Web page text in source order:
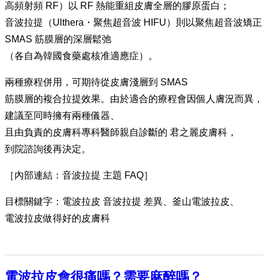
高頻射頻 RF）以 RF 熱能重組皮膚全層的膠原蛋白；
音波拉提（Ulthera・聚焦超音波 HIFU）則以聚焦超音波矯正
SMAS 筋膜層的深層鬆弛
（各自為韓國食藥處核准適應症）。
兩種療程併用，可期待從皮膚淺層到 SMAS
筋膜層的複合拉提效果。由於適合的療程會因個人膚況而異，
建議至同時擁有兩種儀器、
且由負責的皮膚科專科醫師親自診斷的 君之麗皮膚科，
到院諮詢後再決定。
［內部連結：音波拉提 主題 FAQ］
目標關鍵字：電波拉皮 音波拉提 差異、釜山電波拉皮、
電波拉皮做得好的皮膚科
電波拉皮會很痛嗎？需要麻醉嗎？